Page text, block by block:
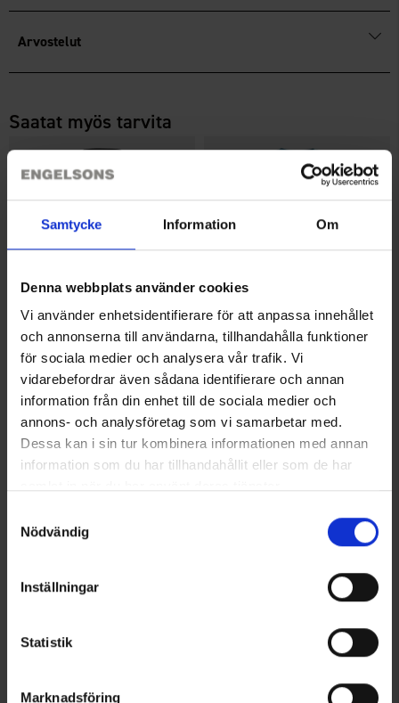
Samtycke Information Om
Denna webbplats använder cookies
Vi använder enhetsidentifierare för att anpassa innehållet
och annonserna till användarna, tillhandahålla funktioner
för sociala medier och analysera vår trafik. Vi
vidarebefordrar även sådana identifierare och annan
information från din enhet till de sociala medier och
annons- och analysföretag som vi samarbetar med.
Dessa kan i sin tur kombinera informationen med annan
information som du har tillhandahållit eller som de har
Nödvändig
Inställningar
Statistik
Marknadsföring
Arvostelut
Saatat myös tarvita
Miesten T-paita Bambu
Alk.9,95 €
Active Miesten T-paita
Alk.9,95 €
Samankaltaiset tuotteet
Lightweight
2875 Arvio: